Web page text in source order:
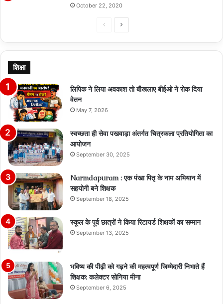
October 22, 2020
PreviousNext
शिक्षा
लिपिक ने लिया अवकाश तो बौखलाए बीईओ ने रोक दिया
वेतन
May 7, 2026
स्वच्छता ही सेवा पखवाड़ा अंतर्गत चित्रकला प्रतियोगिता का
आयोजन
September 30, 2025
Narmdapuram : एक पंखा पितृ के नाम अभियान में
सहयोगी बने शिक्षक
September 18, 2025
स्कूल के पूर्व छात्रों ने किया रिटायर्ड शिक्षकों का सम्मान
September 13, 2025
भविष्य की पीढ़ी को गढ़ने की महत्वपूर्ण जिम्मेदारी निभाते हैं
शिक्षक: कलेक्टर सोनिया मीना
September 6, 2025